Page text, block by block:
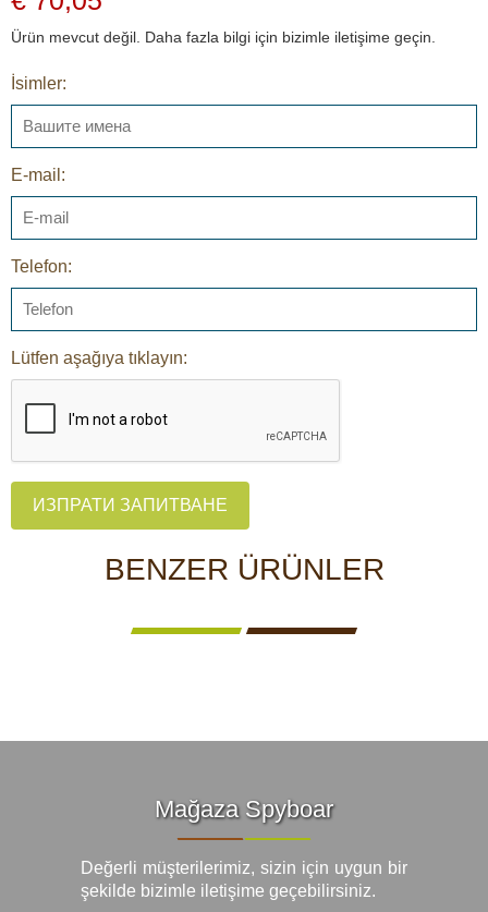
Ürün mevcut değil. Daha fazla bilgi için bizimle iletişime geçin.
İsimler:
E-mail:
Telefon:
Lütfen aşağıya tıklayın:
ИЗПРАТИ ЗАПИТВАНЕ
BENZER ÜRÜNLER
Mağaza Spyboar
Değerli müşterilerimiz, sizin için uygun bir
şekilde bizimle iletişime geçebilirsiniz.